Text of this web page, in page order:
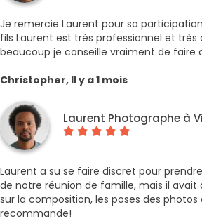
Je remercie Laurent pour sa
fils Laurent est très professionnel et très
beaucoup je conseille vraiment de faire
Christopher, Il y a 1 mois
Laurent Photographe à
Laurent a su se faire discret pour
de notre réunion de famille, mais il avait
sur la composition, les poses des photos
recommande!